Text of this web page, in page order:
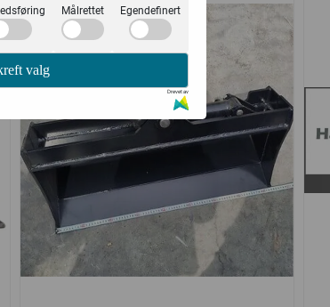
Målrettet Egendefinert
valg
Drevet av